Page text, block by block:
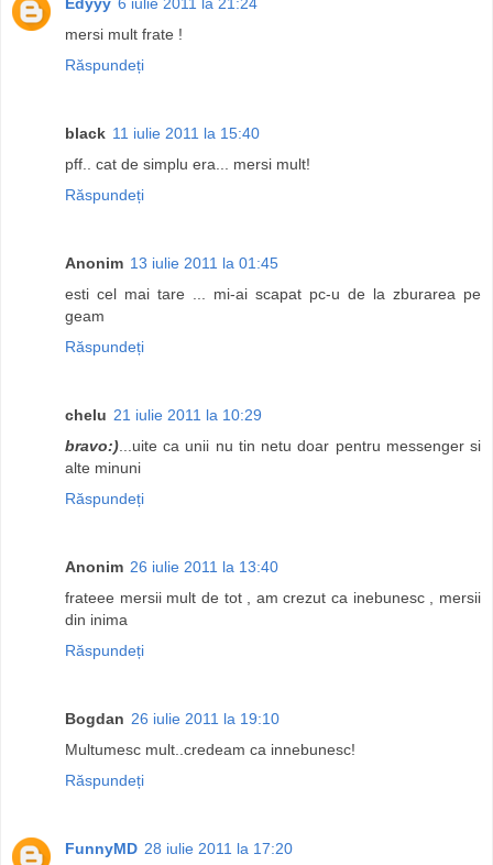
Edyyy 6 iulie 2011 la 21:24
mersi mult frate !
Răspundeți
black 11 iulie 2011 la 15:40
pff.. cat de simplu era... mersi mult!
Răspundeți
Anonim 13 iulie 2011 la 01:45
esti cel mai tare ... mi-ai scapat pc-u de la zburarea pe
geam
Răspundeți
chelu 21 iulie 2011 la 10:29
bravo:)...uite ca unii nu tin netu doar pentru messenger si
alte minuni
Răspundeți
Anonim 26 iulie 2011 la 13:40
frateee mersii mult de tot , am crezut ca inebunesc , mersii
din inima
Răspundeți
Bogdan 26 iulie 2011 la 19:10
Multumesc mult..credeam ca innebunesc!
Răspundeți
FunnyMD 28 iulie 2011 la 17:20